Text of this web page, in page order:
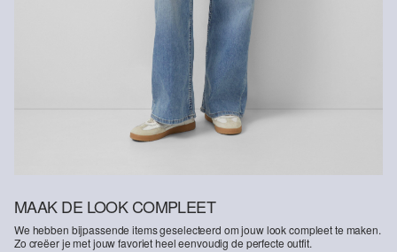
MAAK DE LOOK COMPLEET
We hebben bijpassende items geselecteerd om jouw look compleet te maken.
Zo creëer je met jouw favoriet heel eenvoudig de perfecte outfit.